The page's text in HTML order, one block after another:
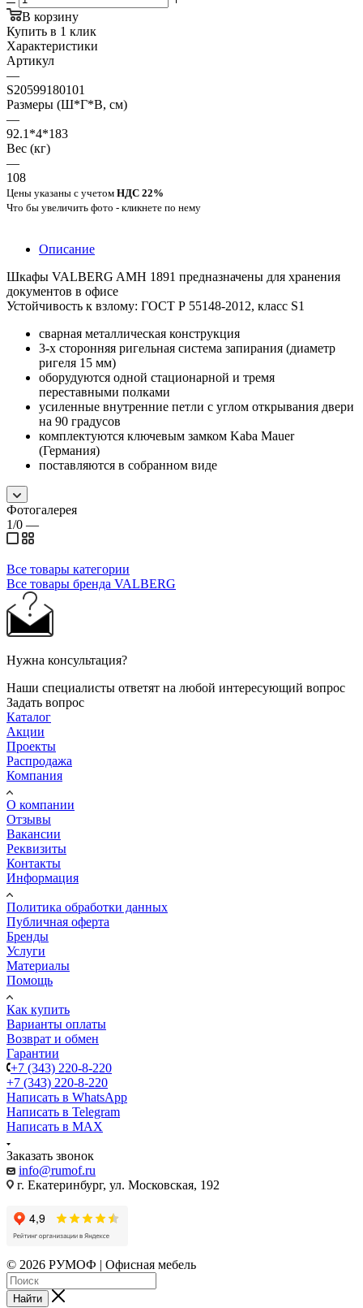
В корзину
Купить в 1 клик
Характеристики
Артикул
—
S20599180101
Размеры (Ш*Г*В, см)
—
92.1*4*183
Вес (кг)
—
108
Цены указаны с учетом НДС 22%
Что бы увеличить фото - кликнете по нему
Описание
Шкафы VALBERG AMH 1891 предназначены для хранения
документов в офисе
Устойчивость к взлому: ГОСТ Р 55148-2012, класс S1
сварная металлическая конструкция
3-х сторонняя ригельная система запирания (диаметр
ригеля 15 мм)
оборудуются одной стационарной и тремя
переставными полками
усиленные внутренние петли с углом открывания двери
на 90 градусов
комплектуются ключевым замком Kaba Mauer
(Германия)
поставляются в собранном виде
Фотогалерея
1/0 —
Все товары категории
Все товары бренда VALBERG
Нужна консультация?
Наши специалисты ответят на любой интересующий вопрос
Задать вопрос
Каталог
Акции
Проекты
Распродажа
Компания
О компании
Отзывы
Вакансии
Реквизиты
Контакты
Информация
Политика обработки данных
Публичная оферта
Бренды
Услуги
Материалы
Помощь
Как купить
Варианты оплаты
Возврат и обмен
Гарантии
+7 (343) 220-8-220
+7 (343) 220-8-220
Написать в WhatsApp
Написать в Telegram
Написать в MAX
Заказать звонок
info@rumof.ru
г. Екатеринбург, ул. Московская, 192
© 2026 РУМОФ | Офисная мебель
Найти